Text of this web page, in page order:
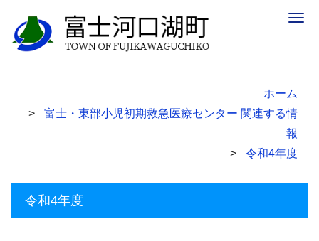
ホーム
富士・東部小児初期救急医療センター 関連する情
報
令和4年度
令和4年度